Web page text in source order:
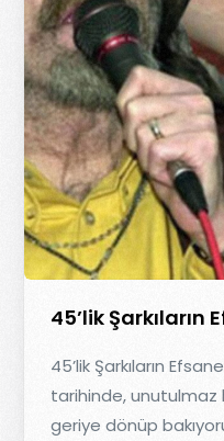
45’lik Şarkıların
45’lik Şarkıların
tarihinde, unutulmaz
geriye dönüp